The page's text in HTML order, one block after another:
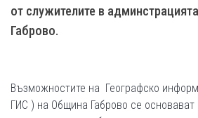
от служителите в
Габрово.
Възможностите на Географско
ГИС ) на Община Габрово се основават